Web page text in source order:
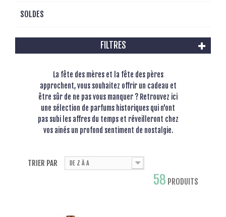
SOLDES
FILTRES
La fête des mères et la fête des pères
approchent, vous souhaitez offrir un cadeau et
être sûr de ne pas vous manquer ? Retrouvez ici
une sélection de parfums historiques qui n'ont
pas subi les affres du temps et réveilleront chez
vos ainés un profond sentiment de nostalgie.
TRIER PAR DE Z À A
58 PRODUITS